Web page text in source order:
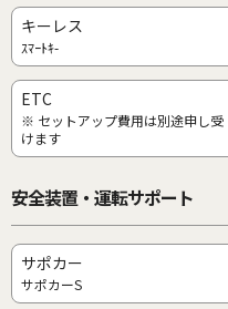
キーレス
ｽﾏｰﾄｷ-
ETC
※ セットアップ費用は別途申し受
けます
安全装置・運転サポート
サポカー
サポカーS